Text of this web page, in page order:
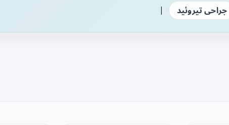
جراحی تیروئید |